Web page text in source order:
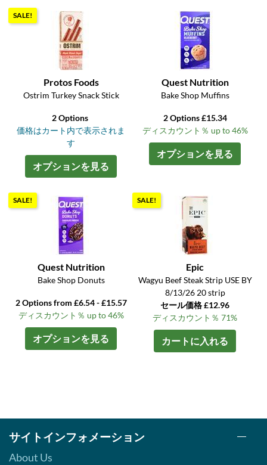
SALE!
Protos Foods
Ostrim Turkey Snack Stick
2 Options
価格はカート内で表示されま
す
オプションを見る
Quest Nutrition
Bake Shop Muffins
2 Options £15.34
ディスカウント％ up to 46%
オプションを見る
SALE!
Quest Nutrition
Bake Shop Donuts
2 Options from £6.54 - £15.57
ディスカウント％ up to 46%
オプションを見る
SALE!
Epic
Wagyu Beef Steak Strip USE BY
8/13/26 20 strip
セール価格 £12.96
ディスカウント％ 71%
カートに入れる
サイトインフォメーション
About Us